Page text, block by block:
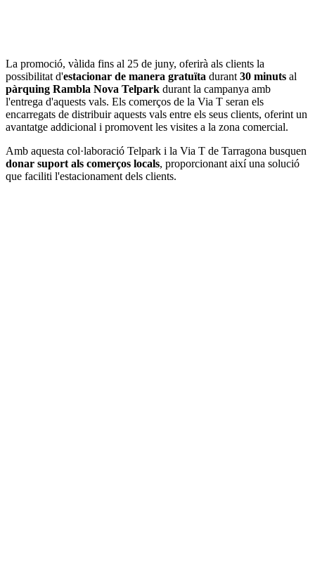
La promoció, vàlida fins al 25 de juny, oferirà als clients la
possibilitat d'estacionar de manera gratuïta durant 30 minuts al
pàrquing Rambla Nova Telpark durant la campanya amb
l'entrega d'aquests vals. Els comerços de la Via T seran els
encarregats de distribuir aquests vals entre els seus clients, oferint un
avantatge addicional i promovent les visites a la zona comercial.
Amb aquesta col·laboració Telpark i la Via T de Tarragona busquen
donar suport als comerços locals, proporcionant així una solució
que faciliti l'estacionament dels clients.